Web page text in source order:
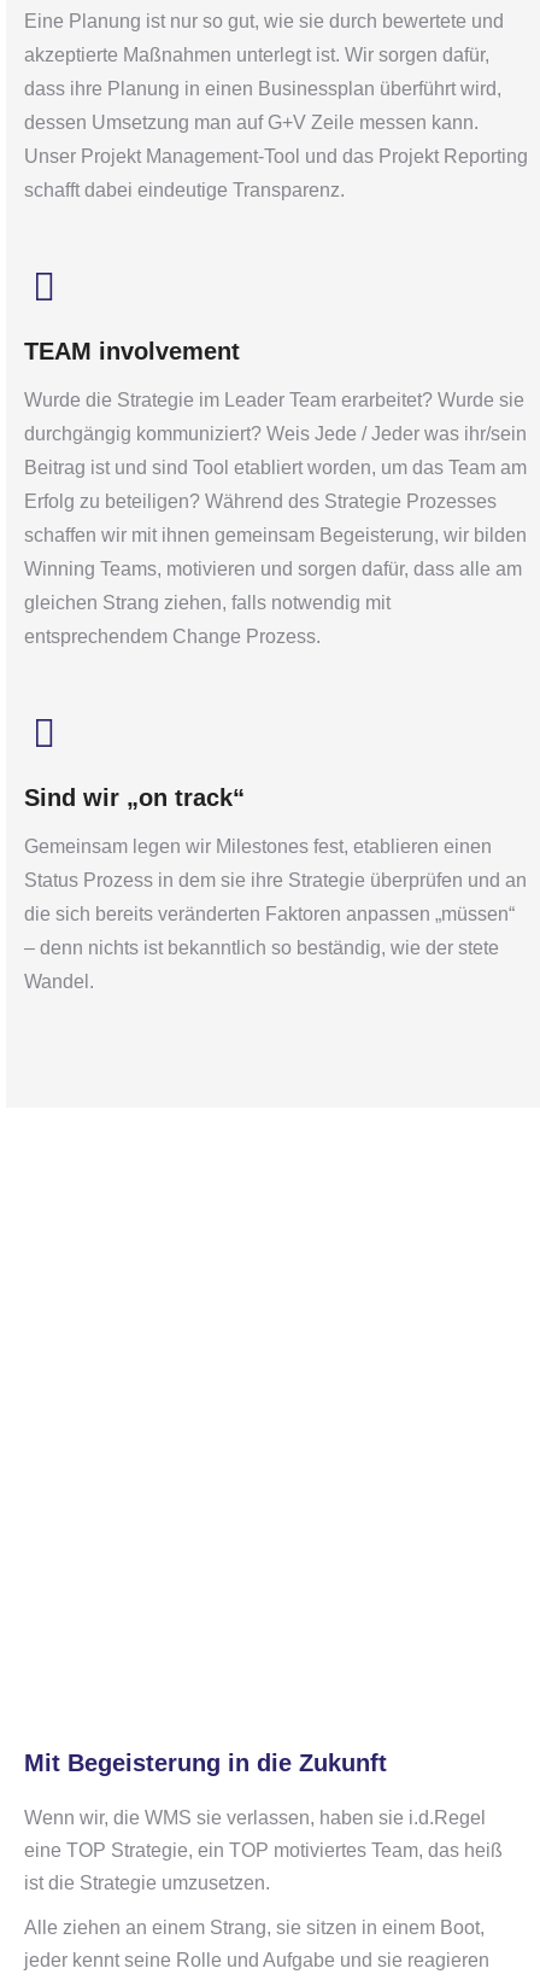
Eine Planung ist nur so gut, wie sie durch bewertete und
akzeptierte Maßnahmen unterlegt ist. Wir sorgen dafür,
dass ihre Planung in einen Businessplan überführt wird,
dessen Umsetzung man auf G+V Zeile messen kann.
Unser Projekt Management-Tool und das Projekt Reporting
schafft dabei eindeutige Transparenz.
TEAM involvement
Wurde die Strategie im Leader Team erarbeitet? Wurde sie
durchgängig kommuniziert? Weis Jede / Jeder was ihr/sein
Beitrag ist und sind Tool etabliert worden, um das Team am
Erfolg zu beteiligen? Während des Strategie Prozesses
schaffen wir mit ihnen gemeinsam Begeisterung, wir bilden
Winning Teams, motivieren und sorgen dafür, dass alle am
gleichen Strang ziehen, falls notwendig mit
entsprechendem Change Prozess.
Sind wir „on track“
Gemeinsam legen wir Milestones fest, etablieren einen
Status Prozess in dem sie ihre Strategie überprüfen und an
die sich bereits veränderten Faktoren anpassen „müssen“
– denn nichts ist bekanntlich so beständig, wie der stete
Wandel.
Mit Begeisterung in die Zukunft
Wenn wir, die WMS sie verlassen, haben sie i.d.Regel
eine TOP Strategie, ein TOP motiviertes Team, das heiß
ist die Strategie umzusetzen.
Alle ziehen an einem Strang, sie sitzen in einem Boot,
jeder kennt seine Rolle und Aufgabe und sie reagieren